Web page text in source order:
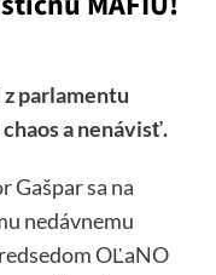
parlamentu
a nenávisť.
Gašpar sa na
nedávnemu
OĽaNO